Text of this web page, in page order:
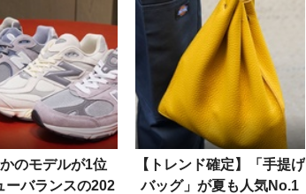
かのモデルが1位
ーバランスの202
【トレンド確定】「手提げ
バッグ」が夏も人気No.1